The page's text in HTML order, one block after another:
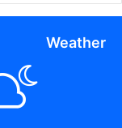
Weather